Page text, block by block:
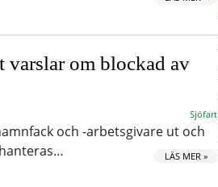
varslar om blockad av
Sjöfart
och -arbetsgivare ut och
LÄS MER »